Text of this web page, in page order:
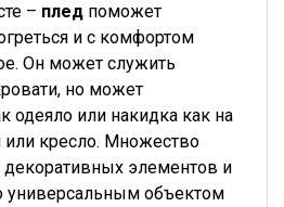
– плед поможет
и с комфортом
Он может служить
но может
одеяло или накидка как на
или кресло. Множество
декоративных элементов и
универсальным объектом